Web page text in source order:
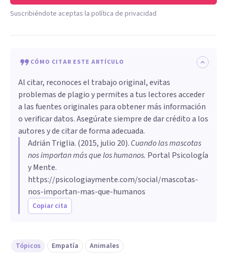
Suscribiéndote aceptas la política de privacidad
CÓMO CITAR ESTE ARTÍCULO
Al citar, reconoces el trabajo original, evitas
problemas de plagio y permites a tus lectores acceder
a las fuentes originales para obtener más información
o verificar datos. Asegúrate siempre de dar crédito a los
autores y de citar de forma adecuada.
Adrián Triglia. (2015, julio 20). ​Cuando las mascotas
nos importan más que los humanos. Portal Psicología
y Mente.
https://psicologiaymente.com/social/mascotas-
nos-importan-mas-que-humanos
Copiar cita
Tópicos Empatía
Animales